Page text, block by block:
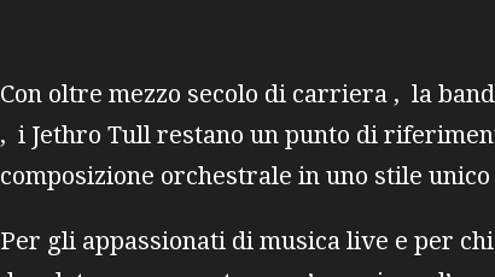
Con oltre mezzo secolo di carriera , la
, i Jethro Tull restano un punto di
composizione orchestrale in uno stile
Per gli appassionati di musica live e per